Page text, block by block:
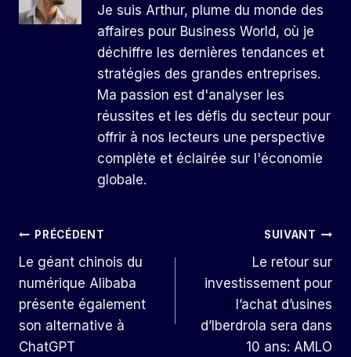
Je suis Arthur, plume du monde des
affaires pour Business World, où je
déchiffre les dernières tendances et
stratégies des grandes entreprises.
Ma passion est d'analyser les
réussites et les défis du secteur pour
offrir à nos lecteurs une perspective
complète et éclairée sur l'économie
globale.
Navigation
De
L’article
PRÉCÉDENT
Le géant chinois du
numérique Alibaba
présente également
son alternative à
ChatGPT
SUIVANT
Le retour sur
investissement pour
l’achat d’usines
d’Iberdrola sera dans
10 ans: AMLO